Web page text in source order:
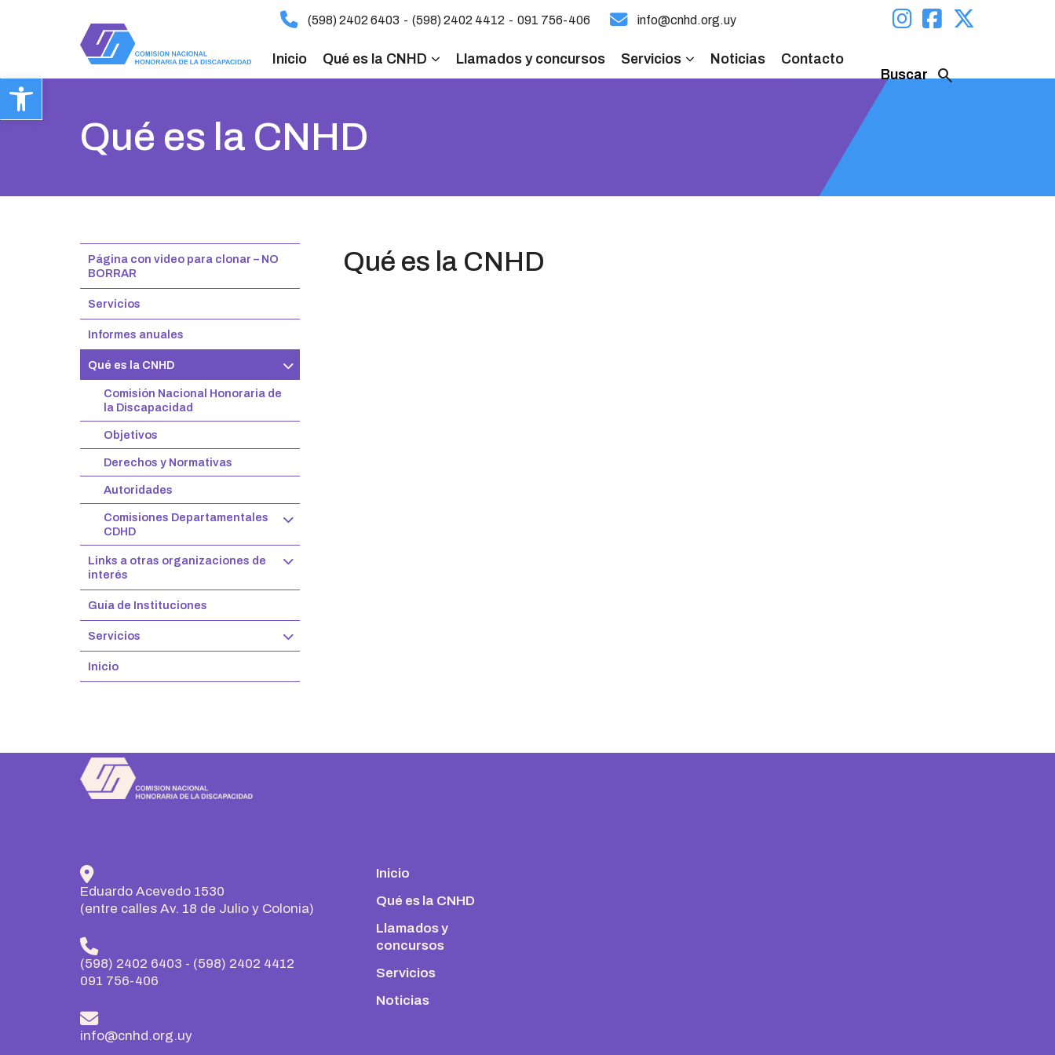
Abrir barra de herramientas
Inicio Qué es la CNHD Llamados y concursos Servicios Noticias
Contacto
Buscar search
(598) 2402 6403 - (598) 2402 4412 - 091 756-406 info@cnhd.org.uy
Qué es la CNHD
Qué es la CNHD
Página con video para clonar – NO
BORRAR
Servicios
Informes anuales
Qué es la CNHD
Comisión Nacional Honoraria de
la Discapacidad
Objetivos
Derechos y Normativas
Autoridades
Comisiones Departamentales
CDHD
Links a otras organizaciones de
interés
Guía de Instituciones
Servicios
Inicio
Eduardo Acevedo 1530
(entre calles Av. 18 de Julio y Colonia)
(598) 2402 6403 - (598) 2402 4412
091 756-406
info@cnhd.org.uy
Inicio
Qué es la CNHD
Llamados y
concursos
Servicios
Noticias